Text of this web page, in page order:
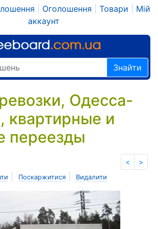
Оголошення Товари
Мій
аккаунт
Знайти
Одесса-
квартирные и
переезды
< >
Поскаржитися Видалити